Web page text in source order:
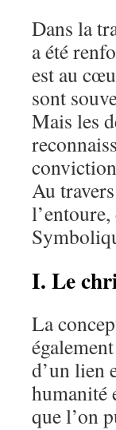
Dans la
a été
est au
sont
Mais les
Au
I. Le
La
d’un lien
humanité
que l’on